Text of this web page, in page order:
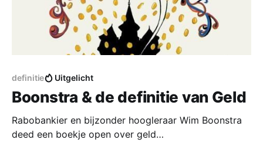
definitie Uitgelicht
Boonstra & de definitie van Geld
Rabobankier en bijzonder hoogleraar Wim Boonstra
deed een boekje open over geld